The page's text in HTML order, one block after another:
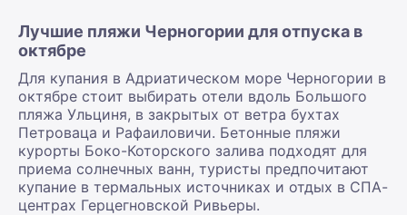
Лучшие пляжи Черногории для отпуска в
октябре
Для купания в Адриатическом море Черногории в
октябре стоит выбирать отели вдоль Большого
пляжа Ульциня, в закрытых от ветра бухтах
Петроваца и Рафаиловичи. Бетонные пляжи
курорты Боко-Которского залива подходят для
приема солнечных ванн, туристы предпочитают
купание в термальных источниках и отдых в СПА-
центрах Герцегновской Ривьеры.